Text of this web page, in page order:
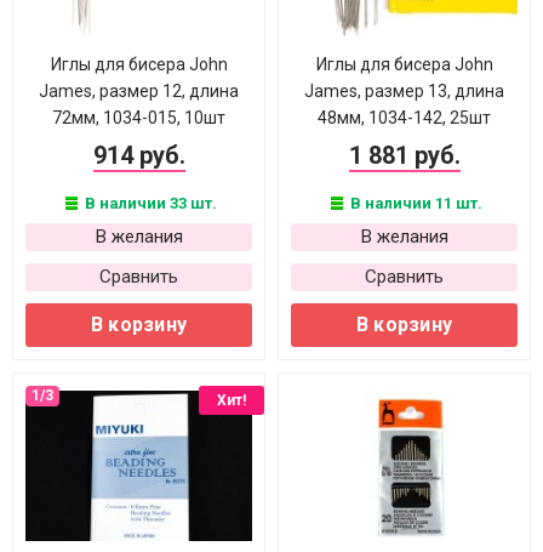
Иглы для бисера John
James, размер 12, длина
72мм, 1034-015, 10шт
914 руб.
В наличии 33 шт.
В желания
Сравнить
В корзину
Иглы для бисера John
James, размер 13, длина
48мм, 1034-142, 25шт
1 881 руб.
В наличии 11 шт.
В желания
Сравнить
В корзину
Хит!